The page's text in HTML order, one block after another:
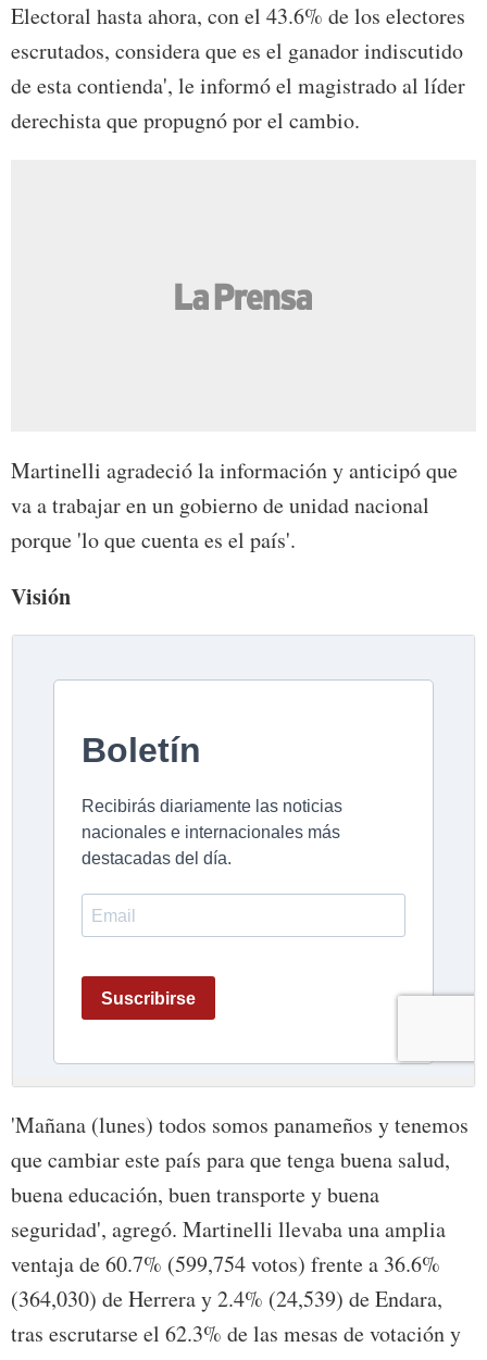
Electoral hasta ahora, con el 43.6% de los electores
escrutados, considera que es el ganador indiscutido
de esta contienda', le informó el magistrado al líder
derechista que propugnó por el cambio.
Martinelli agradeció la información y anticipó que
va a trabajar en un gobierno de unidad nacional
porque 'lo que cuenta es el país'.
Visión
'Mañana (lunes) todos somos panameños y tenemos
que cambiar este país para que tenga buena salud,
buena educación, buen transporte y buena
seguridad', agregó. Martinelli llevaba una amplia
ventaja de 60.7% (599,754 votos) frente a 36.6%
(364,030) de Herrera y 2.4% (24,539) de Endara,
tras escrutarse el 62.3% de las mesas de votación y